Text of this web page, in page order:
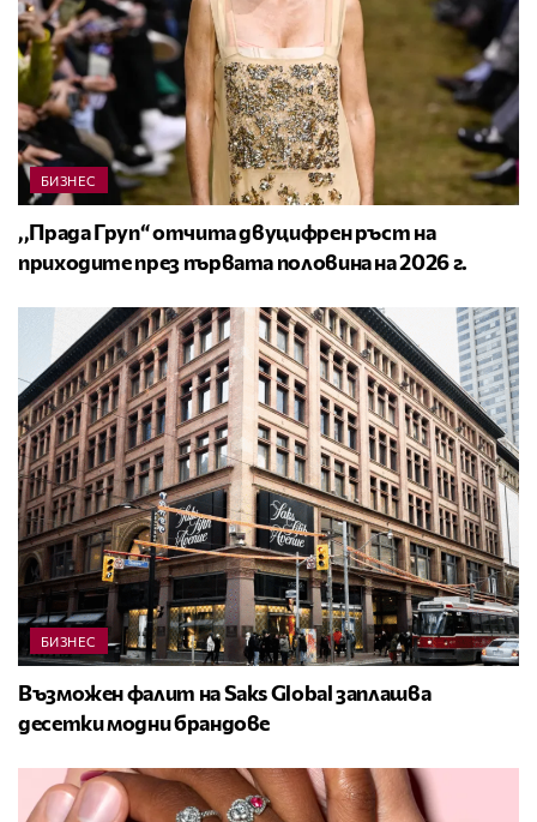
БИЗНЕС
,,Прада Груп“ отчита двуцифрен ръст на
приходите през първата половина на 2026 г.
БИЗНЕС
Възможен фалит на Saks Global заплашва
десетки модни брандове